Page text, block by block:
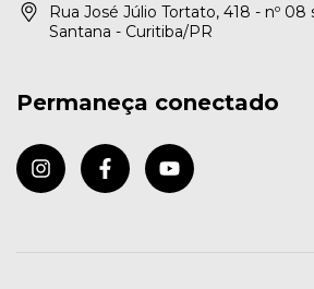
Rua José Júlio Tortato, 418 - nº 08
Santana - Curitiba/PR
Permaneça conectado